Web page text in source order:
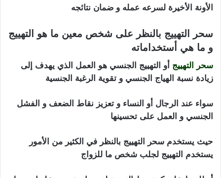
الأونة الأخيرة لسرعه عمله و ضمان نتائجه
سحر التهييج بالنظر على شخص معين ما هو التهييج
و ما هي أستخداماته
سحر التهييج أو التهييج الجنسي هو العمل الذي يهدف إلى
زيادة نسبة الهياج الجنسي و تقوية الرغبة الجنسية
سواء عند الرجال أو النساء و تعزيز نقاط الضعف و الفشل
الجنسي و العمل على تحسينها
حيث يستخدم سحر التهييج بالنظر في الكثير من الأمور
يستخدم التهييج لجلب شخص ما للزواج